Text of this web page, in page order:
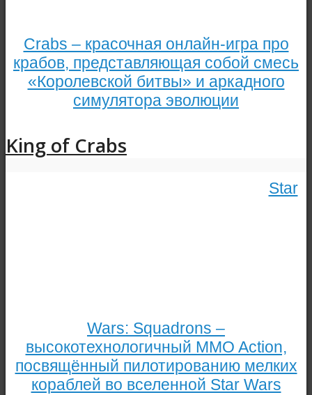
Crabs – красочная онлайн-игра про
крабов, представляющая собой смесь
«Королевской битвы» и аркадного
симулятора эволюции
King of Crabs
Star
Wars: Squadrons –
высокотехнологичный MMO Action,
посвящённый пилотированию мелких
кораблей во вселенной Star Wars